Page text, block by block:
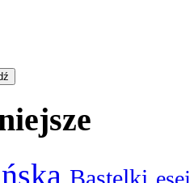
Bastelki